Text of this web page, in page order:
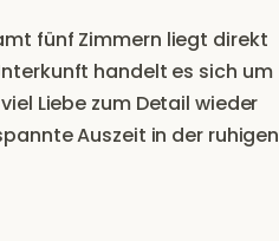
fünf Zimmern liegt direkt
handelt es sich um
Liebe zum Detail wieder
Auszeit in der ruhigen